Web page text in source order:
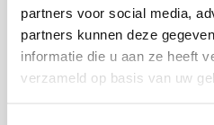
partners voor social media,
partners kunnen deze
informatie die u aan ze heeft
verzameld op basis van uw
Contact Formulier
Open 12:00 - 18:00
OPENINGSTIJDEN